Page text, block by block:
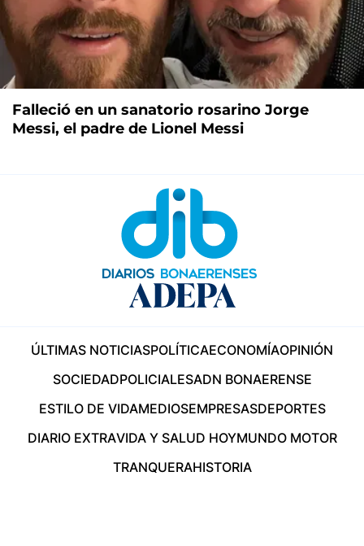
Falleció en un sanatorio rosarino Jorge
Messi, el padre de Lionel Messi
ÚLTIMAS NOTICIASPOLÍTICAECONOMÍAOPINIÓN
SOCIEDADPOLICIALESADN BONAERENSE
ESTILO DE VIDAMEDIOSEMPRESASDEPORTES
DIARIO EXTRAVIDA Y SALUD HOYMUNDO MOTOR
TRANQUERAHISTORIA